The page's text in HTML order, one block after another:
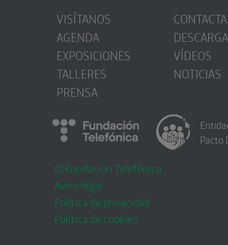
VISÍTANOS
AGENDA
EXPOSICIONES
TALLERES
PRENSA
CONTACTA
VÍDEOS
NOTICIAS
© Fundación Telefónica
Aviso legal
Política de privacidad
Política de cookies
Pacto